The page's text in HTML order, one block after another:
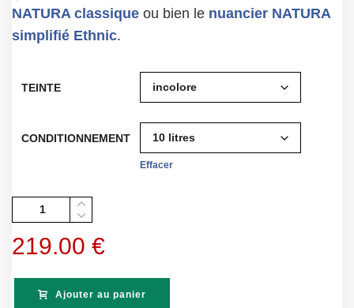
NATURA classique ou bien le nuancier NATURA
simplifié Ethnic.
TEINTE
CONDITIONNEMENT
Effacer
Quantité
219.00 €
Ajouter au panier